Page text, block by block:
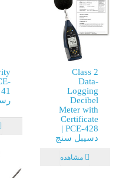
Class 2
Data-
Logging
Decibel
Meter with
Certificate
PCE-428 |
دسیبل سنج
مشاهده